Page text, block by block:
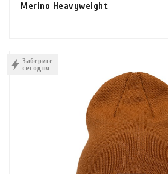
Merino Heavyweight
КУПИТЬ В 1 КЛИК
Заберите
сегодня